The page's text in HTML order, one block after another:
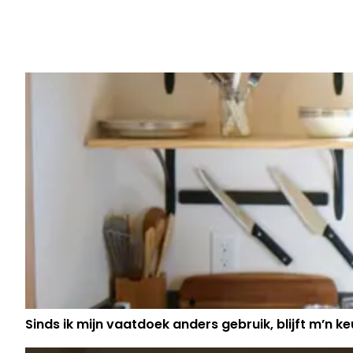
AFSCHEID VAN 'THUIS': "MET EEN
IK DEZE PERIODE AF"
Sinds ik mijn vaatdoek anders gebruik, blijft m’n